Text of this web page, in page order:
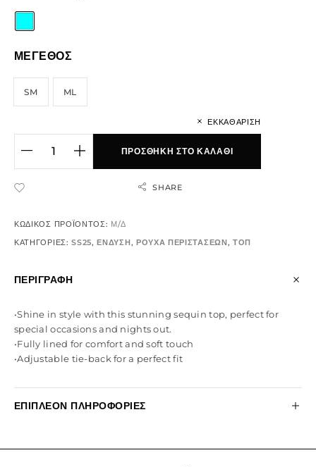
ΜΕΓΕΘΟΣ
SM ML
ΕΚΚΑΘΆΡΙΣΗ
ΠΡΟΣΘΉΚΗ ΣΤΟ ΚΑΛΆΘΙ
SHARE
ΚΩΔΙΚΌΣ ΠΡΟΪΌΝΤΟΣ: Μ/Δ
ΚΑΤΗΓΟΡΊΕΣ:SS25,ΕΝΔΥΣΗ, ΡΟΥΧΑ ΠΕΡΙΣΤΑΣΕΩΝ, ΤΟΠ
ΠΕΡΙΓΡΑΦΉ
•Shine in style with this stunning sequin top, perfect for
special occasions and nights out.
•Fully lined for comfort and soft touch
•Adjustable tie-back for a perfect fit
ΕΠΙΠΛΈΟΝ ΠΛΗΡΟΦΟΡΊΕΣ